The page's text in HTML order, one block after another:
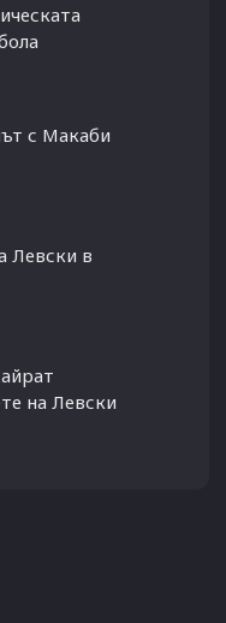
с Макаби
Левски в
на Левски